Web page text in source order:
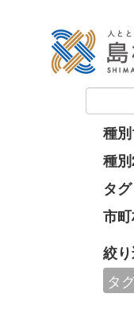
種別
種
タグ
市
絞
タ